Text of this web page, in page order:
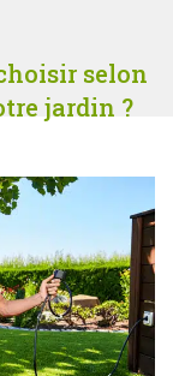
selon
jardin ?